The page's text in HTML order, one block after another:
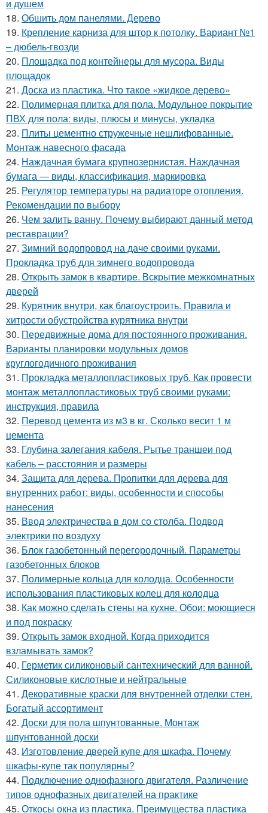
и душем
18. Обшить дом панелями. Дерево
19. Крепление карниза для штор к потолку. Вариант №1
– дюбель-гвозди
20. Площадка под контейнеры для мусора. Виды
площадок
21. Доска из пластика. Что такое «жидкое дерево»
22. Полимерная плитка для пола. Модульное покрытие
ПВХ для пола: виды, плюсы и минусы, укладка
23. Плиты цементно стружечные нешлифованные.
Монтаж навесного фасада
24. Наждачная бумага крупнозернистая. Наждачная
бумага — виды, классификация, маркировка
25. Регулятор температуры на радиаторе отопления.
Рекомендации по выбору
26. Чем залить ванну. Почему выбирают данный метод
реставрации?
27. Зимний водопровод на даче своими руками.
Прокладка труб для зимнего водопровода
28. Открыть замок в квартире. Вскрытие межкомнатных
дверей
29. Курятник внутри, как благоустроить. Правила и
хитрости обустройства курятника внутри
30. Передвижные дома для постоянного проживания.
Варианты планировки модульных домов
круглогодичного проживания
31. Прокладка металлопластиковых труб. Как провести
монтаж металлопластиковых труб своими руками:
инструкция, правила
32. Перевод цемента из м3 в кг. Сколько весит 1 м
цемента
33. Глубина залегания кабеля. Рытье траншеи под
кабель – расстояния и размеры
34. Защита для дерева. Пропитки для дерева для
внутренних работ: виды, особенности и способы
нанесения
35. Ввод электричества в дом со столба. Подвод
электрики по воздуху
36. Блок газобетонный перегородочный. Параметры
газобетонных блоков
37. Полимерные кольца для колодца. Особенности
использования пластиковых колец для колодца
38. Как можно сделать стены на кухне. Обои: моющиеся
и под покраску
39. Открыть замок входной. Когда приходится
взламывать замок?
40. Герметик силиконовый сантехнический для ванной.
Силиконовые кислотные и нейтральные
41. Декоративные краски для внутренней отделки стен.
Богатый ассортимент
42. Доски для пола шпунтованные. Монтаж
шпунтованной доски
43. Изготовление дверей купе для шкафа. Почему
шкафы-купе так популярны?
44. Подключение однофазного двигателя. Различение
типов однофазных двигателей на практике
45. Откосы окна из пластика. Преимущества пластика